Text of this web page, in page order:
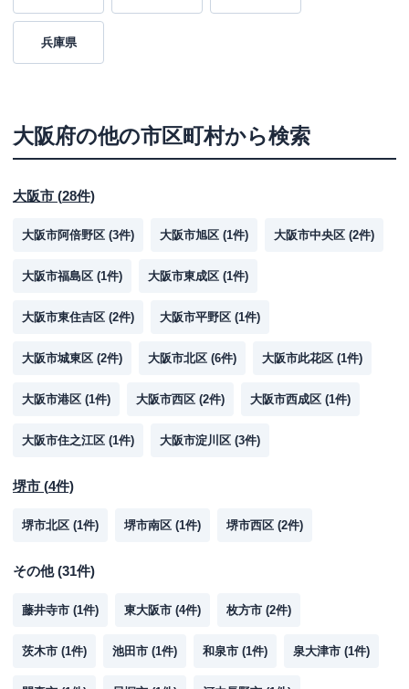
兵庫県
大阪府の他の市区町村から検索
大阪市 (28件)
大阪市阿倍野区 (3件) 大阪市旭区 (1件) 大阪市中央区 (2件)
大阪市福島区 (1件) 大阪市東成区 (1件)
大阪市東住吉区 (2件) 大阪市平野区 (1件)
大阪市城東区 (2件) 大阪市北区 (6件) 大阪市此花区 (1件)
大阪市港区 (1件) 大阪市西区 (2件) 大阪市西成区 (1件)
大阪市住之江区 (1件) 大阪市淀川区 (3件)
堺市 (4件)
堺市北区 (1件) 堺市南区 (1件) 堺市西区 (2件)
その他(31件)
藤井寺市 (1件) 東大阪市 (4件) 枚方市 (2件)
茨木市 (1件) 池田市 (1件) 和泉市 (1件) 泉大津市 (1件)